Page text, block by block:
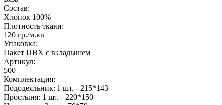
Состав:
Хлопок 100%
Плотность ткани:
120 гр./м.кв
Упаковка:
Пакет ПВХ с вкладышем
Артикул:
500
Комплектация:
Пододеяльник: 1 шт. - 215*143
Простыня: 1 шт. - 220*150